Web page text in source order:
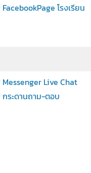
FacebookPage โรงเรียน
Messenger Live Chat
กระดานถาม-ตอบ